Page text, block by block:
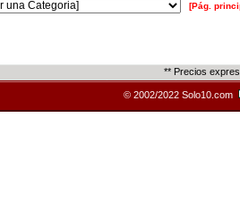
[Pág.
** Precios
© 2002/2022 Solo10.com